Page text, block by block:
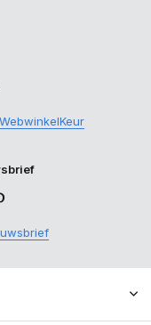
WebwinkelKeur